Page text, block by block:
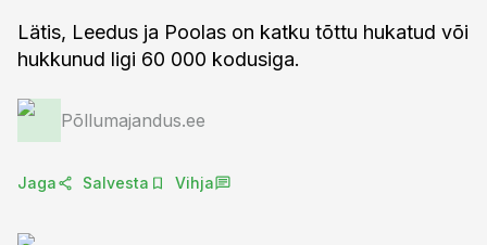
Lätis, Leedus ja Poolas on katku tõttu hukatud või
hukkunud ligi 60 000 kodusiga.
Põllumajandus.ee
Jaga Salvesta Vihja